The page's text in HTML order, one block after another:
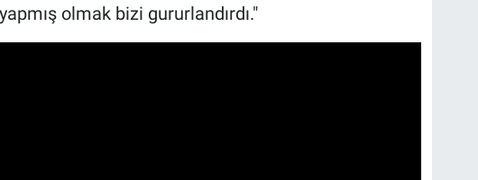
olmak bizi gururlandırdı."